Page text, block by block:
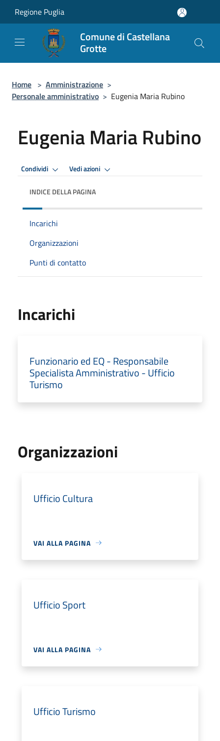
Regione Puglia
Comune di Castellana
Grotte
Home > Amministrazione >
Personale amministrativo > Eugenia Maria Rubino
Eugenia Maria Rubino
Condividi Vedi azioni
INDICE DELLA PAGINA
Incarichi
Organizzazioni
Punti di contatto
Incarichi
Funzionario ed EQ - Responsabile
Specialista Amministrativo - Ufficio
Turismo
Organizzazioni
Ufficio Cultura
VAI ALLA PAGINA
Ufficio Sport
VAI ALLA PAGINA
Ufficio Turismo